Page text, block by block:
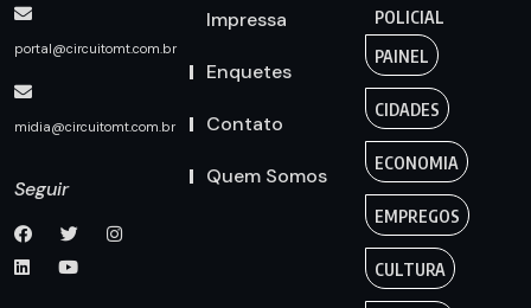
portal@circuitomt.com.br
midia@circuitomt.com.br
Seguir
Impressa
Enquetes
Contato
Quem Somos
POLICIAL
PAINEL
CIDADES
ECONOMIA
EMPREGOS
CULTURA